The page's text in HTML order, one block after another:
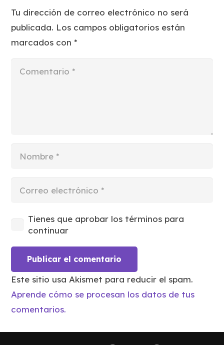
Tu dirección de correo electrónico no será
publicada. Los campos obligatorios están
marcados con*
Tienes que aprobar los términos para
continuar
Publicar el comentario
Este sitio usa Akismet para reducir el spam.
Aprende cómo se procesan los datos de tus
comentarios.